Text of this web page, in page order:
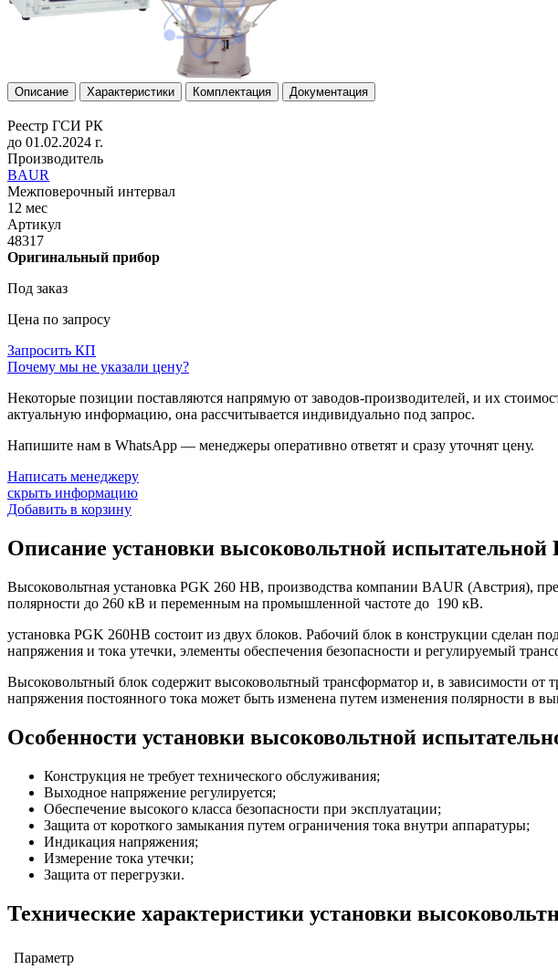
Описание Характеристики Комплектация Документация
Реестр ГСИ РК
до 01.02.2024 г.
Производитель
BAUR
Межповерочный интервал
12 мес
Артикул
48317
Оригинальный прибор
Под заказ
Цена по запросу
Запросить КП
Почему мы не указали цену?
Некоторые позиции поставляются напрямую от заводов-производителей, и их
актуальную информацию, она рассчитывается индивидуально под запрос.
Напишите нам в WhatsApp — менеджеры оперативно ответят и сразу уточнят цену.
Написать менеджеру
скрыть информацию
Добавить в корзину
Описание установки высоковольтной испытательной
Высоковольтная установка PGK 260 HB, производства компании BAUR (Австрия),
полярности до 260 кВ и переменным на промышленной частоте до 190 кВ.
установка PGK 260HB состоит из двух блоков. Рабочий блок в конструкции сделан
напряжения и тока утечки, элементы обеспечения безопасности и регулируемый
Высоковольтный блок содержит высоковольтный трансформатор и, в зависимости
напряжения постоянного тока может быть изменена путем изменения полярности в
Особенности установки высоковольтной
Конструкция не требует технического обслуживания;
Выходное напряжение регулируется;
Обеспечение высокого класса безопасности при эксплуатации;
Защита от короткого замыкания путем ограничения тока внутри аппаратуры;
Индикация напряжения;
Измерение тока утечки;
Защита от перегрузки.
Технические характеристики установки
Параметр